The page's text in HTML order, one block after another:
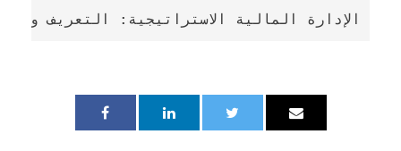
الإدارة المالية الاستراتيجية: التعريف